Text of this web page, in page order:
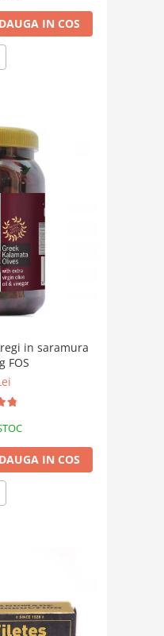
IN COS
in saramura
1kg FOS
IN COS